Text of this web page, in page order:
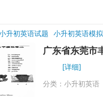
升初英语试题 小升初英语模
广东省东莞市
[详细]
分类： 小升初英语